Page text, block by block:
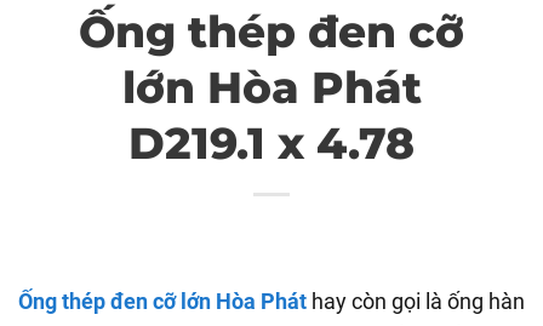
Ống thép đen cỡ
lớn Hòa Phát
D219.1 x 4.78
Ống thép đen cỡ lớn Hòa Phát hay còn gọi là ống hàn